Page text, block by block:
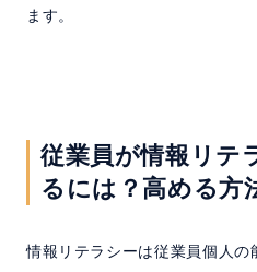
ます。
従業員が情報リテ
るには？高める方
情報リテラシーは従業員個人